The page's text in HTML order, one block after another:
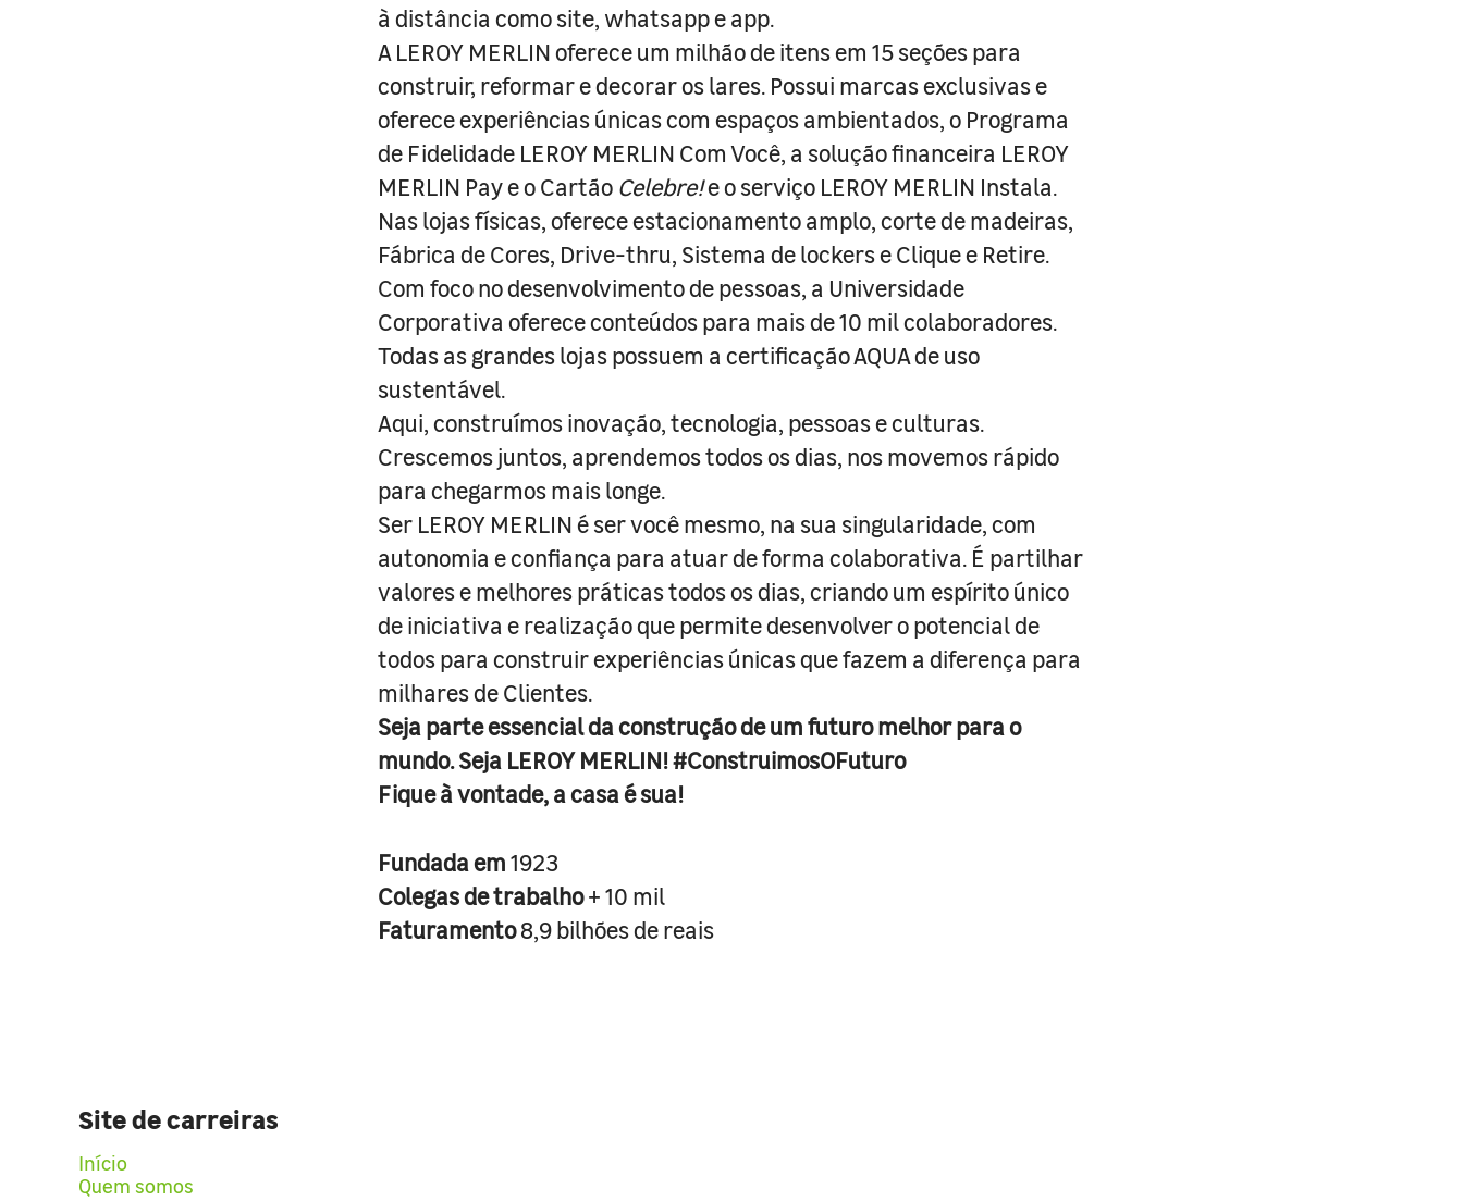
à distância como site, whatsapp e app.
A LEROY MERLIN oferece um milhão de itens em 15 seções para
construir, reformar e decorar os lares. Possui marcas exclusivas e
oferece experiências únicas com espaços ambientados, o Programa
de Fidelidade LEROY MERLIN Com Você, a solução financeira LEROY
MERLIN Pay e o Cartão Celebre!e o serviço LEROY MERLIN Instala.
Nas lojas físicas, oferece estacionamento amplo, corte de madeiras,
Fábrica de Cores, Drive-thru, Sistema de lockers e Clique e Retire.
Com foco no desenvolvimento de pessoas, a Universidade
Corporativa oferece conteúdos para mais de 10 mil colaboradores.
Todas as grandes lojas possuem a certificação AQUA de uso
sustentável.
Aqui, construímos inovação, tecnologia, pessoas e culturas.
Crescemos juntos, aprendemos todos os dias, nos movemos rápido
para chegarmos mais longe.
Ser LEROY MERLIN é ser você mesmo, na sua singularidade, com
autonomia e confiança para atuar de forma colaborativa. É partilhar
valores e melhores práticas todos os dias, criando um espírito único
de iniciativa e realização que permite desenvolver o potencial de
todos para construir experiências únicas que fazem a diferença para
milhares de Clientes.
Seja parte essencial da construção de um futuro melhor para o
mundo. Seja LEROY MERLIN! #ConstruimosOFuturo
Fique à vontade, a casa é sua!
Fundada em1923
Colegas de trabalho+ 10 mil
Faturamento8,9 bilhões de reais
Site de carreiras
Início
Quem somos